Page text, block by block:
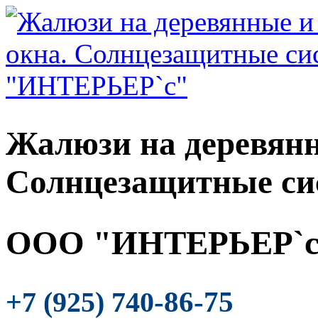
Жалюзи на
Солнцезащитные
ООО
+7 (925) 740-86-75